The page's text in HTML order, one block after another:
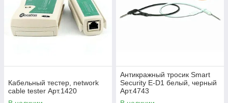
Кабельный тестер, network
cable tester Арт.1420
Антикражный тросик Smart
Security E-D1 белый, черный
Арт.4743